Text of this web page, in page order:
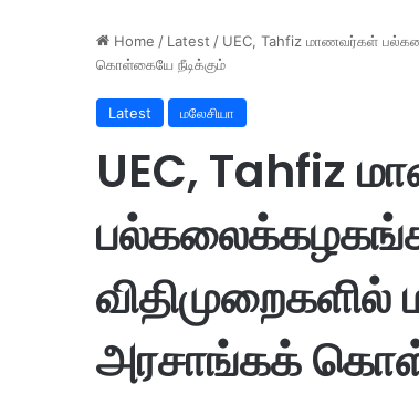
Home / Latest / UEC, Tahfiz மாணவர்கள்
கொள்கையே நீடிக்கும்
Latest மலேசியா
UEC, Tahfiz
அரசாங்கக்